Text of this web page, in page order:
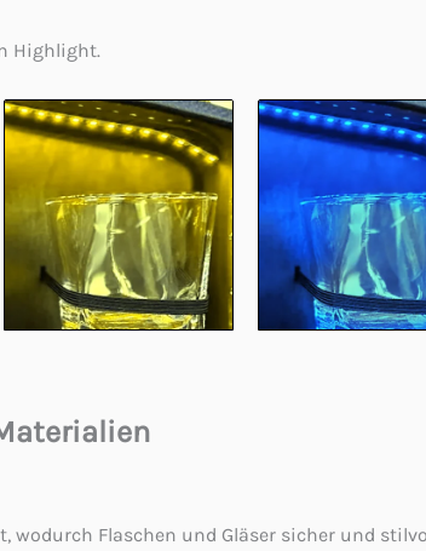
Highlight.
Flaschen und Gläser sicher und